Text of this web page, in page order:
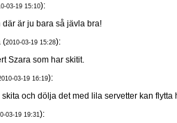
03-19 15:10):
där är ju bara så jävla bra!
(2010-03-19 15:28):
Szara som har skitit.
03-19 16:19):
skita och dölja det med lila servetter kan flytta
03-19 19:31):